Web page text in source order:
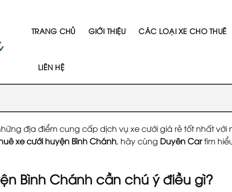
TRANG CHỦ GIỚI THIỆU CÁC LOẠI XE CHO THUÊ
LIÊN HỆ
địa điểm cung cấp dịch vụ xe cưới giá rẻ tốt nhất
xe cưới huyện Bình Chánh, hãy cùng Duyên Cartìm
Bình Chánh cần chú ý điều gì?